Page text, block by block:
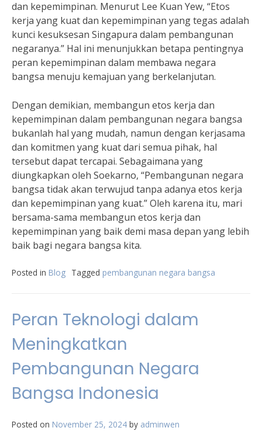
dan kepemimpinan. Menurut Lee Kuan Yew, “Etos
kerja yang kuat dan kepemimpinan yang tegas adalah
kunci kesuksesan Singapura dalam pembangunan
negaranya.” Hal ini menunjukkan betapa pentingnya
peran kepemimpinan dalam membawa negara
bangsa menuju kemajuan yang berkelanjutan.
Dengan demikian, membangun etos kerja dan
kepemimpinan dalam pembangunan negara bangsa
bukanlah hal yang mudah, namun dengan kerjasama
dan komitmen yang kuat dari semua pihak, hal
tersebut dapat tercapai. Sebagaimana yang
diungkapkan oleh Soekarno, “Pembangunan negara
bangsa tidak akan terwujud tanpa adanya etos kerja
dan kepemimpinan yang kuat.” Oleh karena itu, mari
bersama-sama membangun etos kerja dan
kepemimpinan yang baik demi masa depan yang lebih
baik bagi negara bangsa kita.
Posted in Blog Tagged pembangunan negara bangsa
Peran Teknologi dalam
Meningkatkan
Pembangunan Negara
Bangsa Indonesia
Posted on November 25, 2024 by adminwen